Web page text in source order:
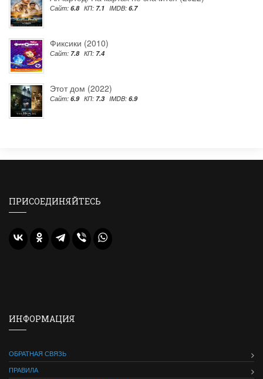
Сайт: 6.8 КП: 7.1 IMDB: 6.7
Фиксики (2010)
Сайт: 7.8 КП: 7.4
Этот дом (2022)
Сайт: 6.9 КП: 7.3 IMDB: 6.9
ПРИСОЕДИНЯЙТЕСЬ
ИНФОРМАЦИЯ
ОБРАТНАЯ СВЯЗЬ
ПРАВИЛА